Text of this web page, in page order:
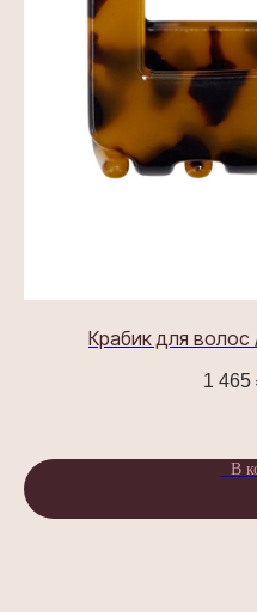
Крабик для
1 465
В
Я согласен с политикой
Подписаться
assorohome®
информационных материалов